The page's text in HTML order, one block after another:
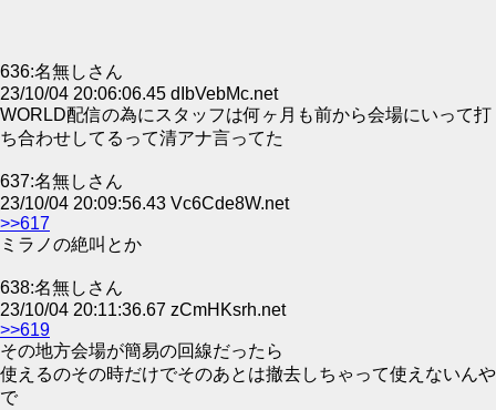
636:名無しさん
23/10/04 20:06:06.45 dIbVebMc.net
WORLD配信の為にスタッフは何ヶ月も前から会場にいって打
ち合わせしてるって清アナ言ってた
637:名無しさん
23/10/04 20:09:56.43 Vc6Cde8W.net
>>617
ミラノの絶叫とか
638:名無しさん
23/10/04 20:11:36.67 zCmHKsrh.net
>>619
その地方会場が簡易の回線だったら
使えるのその時だけでそのあとは撤去しちゃって使えないんや
で